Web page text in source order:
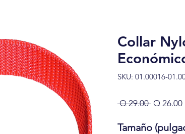
Collar
SKU: 01.00016-
Q 29.00 Precio
Q 26.00
Tamaño